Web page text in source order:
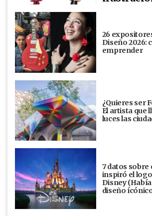
26
Diseño 2026:
emprender
¿Quieres ser
El artista que
luces las
7 datos sobre
inspiró el
Disney
diseño